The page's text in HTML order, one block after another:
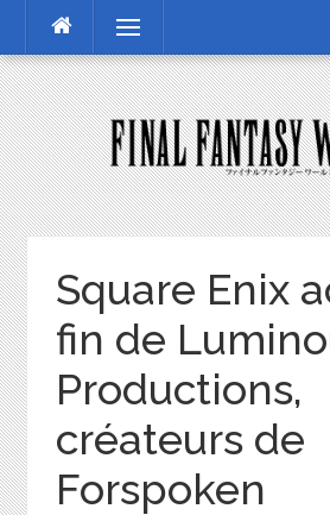
content
Menu
Square Enix
fin de
Productions,
créateurs de
Forspoken